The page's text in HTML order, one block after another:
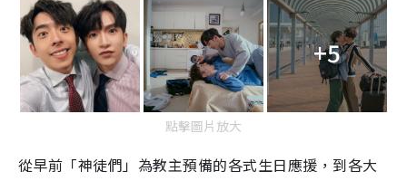
+5
點擊圖片放大
從早前「神徒們」為教主預備的各式生日應援，到各大